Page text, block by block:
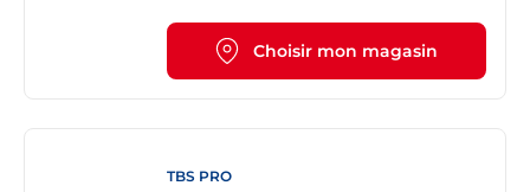
Choisir mon magasin
TBS PRO